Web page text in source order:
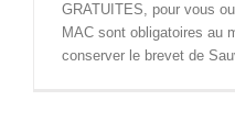
GRATUITES, pour vous
MAC sont obligatoires au
conserver le brevet de